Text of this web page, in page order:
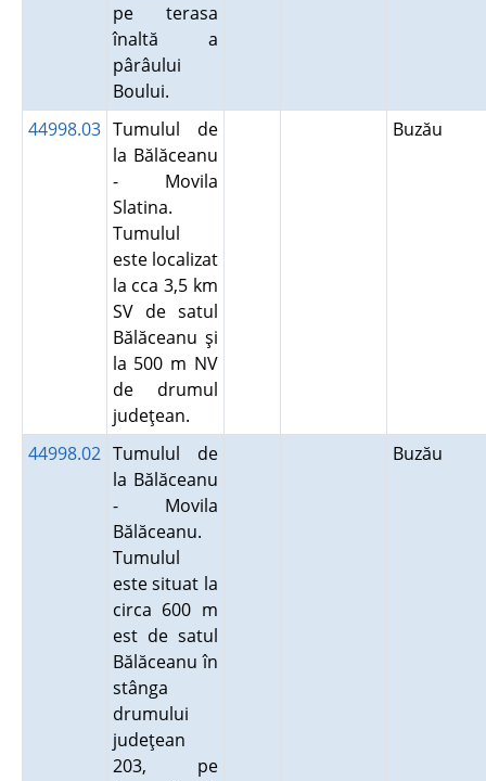
pe terasa
înaltă a
pârâului
Boului.
44998.03 Tumulul de
la Bălăceanu
- Movila
Slatina.
Tumulul
este localizat
la cca 3,5 km
SV de satul
Bălăceanu şi
la 500 m NV
de drumul
judeţean.
Buzău
44998.02 Tumulul de
la Bălăceanu
- Movila
Bălăceanu.
Tumulul
este situat la
circa 600 m
est de satul
Bălăceanu în
stânga
drumului
judeţean
203, pe
Buzău